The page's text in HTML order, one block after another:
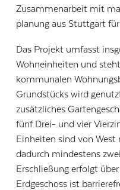
Zusammenarbeit mit
planung aus Stuttgart
Das Projekt umfasst
Wohneinheiten und
kommunalen
Grundstücks wird
zusätzliches
fünf Drei- und vier
Einheiten sind von West
dadurch mindestens
Erschließung erfolgt
Erdgeschoss ist